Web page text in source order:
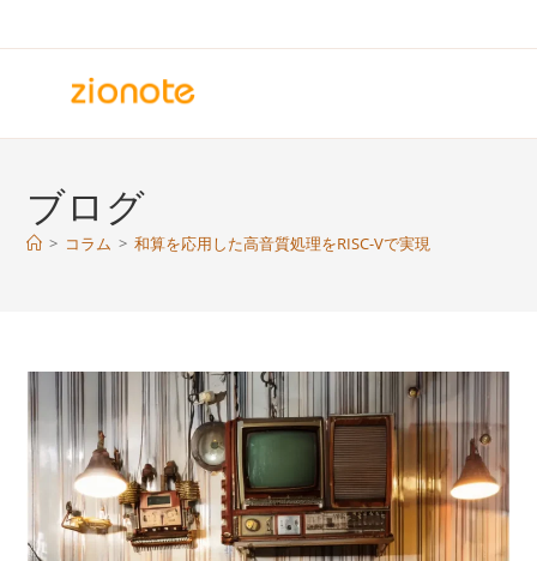
ン
ツ
ブログ
> コラム > 和算を応用した高音質処理をRISC-Vで実現